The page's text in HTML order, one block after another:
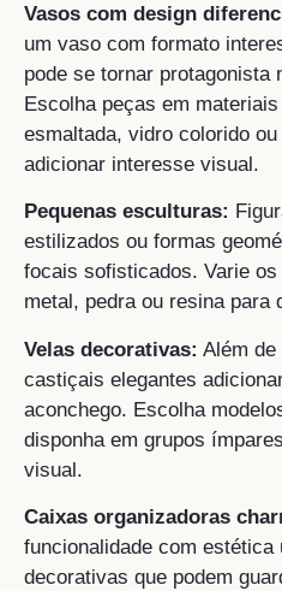
Vasos com design
um vaso com formato
pode se tornar protagonista
Escolha peças em
esmaltada, vidro colorido
adicionar interesse visual.
Pequenas esculturas:
estilizados ou formas
focais sofisticados. Varie
metal, pedra ou resina
Velas decorativas: Além
castiçais elegantes
aconchego. Escolha
disponha em grupos
visual.
Caixas organizadoras
funcionalidade com estética
decorativas que podem